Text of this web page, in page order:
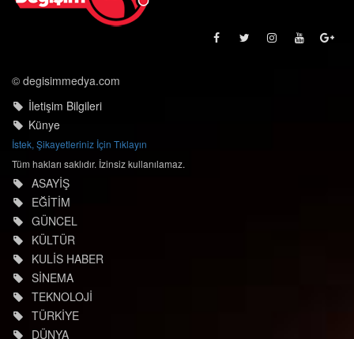
© degisimmedya.com
İletişim Bilgileri
Künye
İstek, Şikayetleriniz İçin Tıklayın
Tüm hakları saklıdır. İzinsiz kullanılamaz.
ASAYİŞ
EĞİTİM
GÜNCEL
KÜLTÜR
KULİS HABER
SİNEMA
TEKNOLOJİ